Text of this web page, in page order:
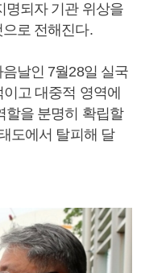
명되자 기관 위상을
로 전해진다.
날인 7월28일 실국
고 대중적 영역에
할을 분명히 확립할
도에서 탈피해 달